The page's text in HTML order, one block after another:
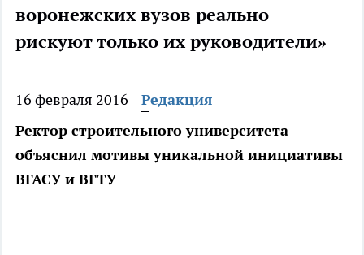
воронежских вузов реально
рискуют только их руководители»
16 февраля 2016
Редакция
Ректор строительного университета
объяснил мотивы уникальной инициативы
ВГАСУ и ВГТУ